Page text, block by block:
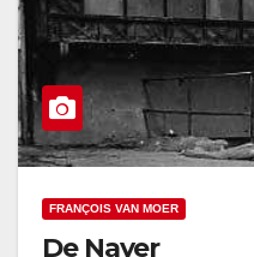
FRANÇOIS VAN MOER
De Nayer